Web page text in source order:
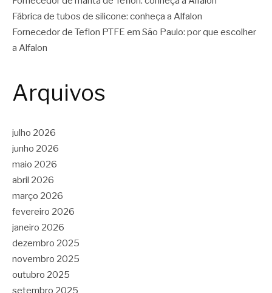
Fábrica de tubos de silicone: conheça a Alfalon
Fornecedor de Teflon PTFE em São Paulo: por que escolher
a Alfalon
Arquivos
julho 2026
junho 2026
maio 2026
abril 2026
março 2026
fevereiro 2026
janeiro 2026
dezembro 2025
novembro 2025
outubro 2025
setembro 2025